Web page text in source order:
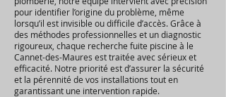
pour identifier l’origine du problème, même
lorsqu’il est invisible ou difficile d’accès. Grâce à
des méthodes professionnelles et un diagnostic
rigoureux, chaque recherche fuite piscine à le
Cannet-des-Maures est traitée avec sérieux et
efficacité. Notre priorité est d’assurer la sécurité
et la pérennité de vos installations tout en
garantissant une intervention rapide.